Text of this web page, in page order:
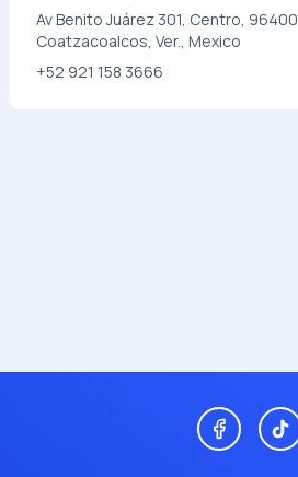
Av Benito Juárez 301, Centro, 96400
Coatzacoalcos, Ver., Mexico
+52 921 158 3666